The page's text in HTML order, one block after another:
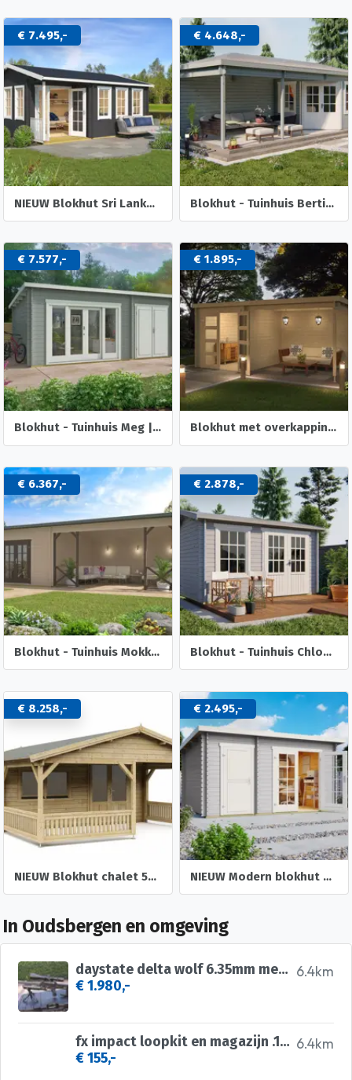
€ 7.495,-
NIEUW Blokhut Sri Lanka 44 Dgp+
€ 4.648,-
Blokhut - Tuinhuis Bertil | 44 mm | vuren onbehandeld
€ 7.577,-
Blokhut - Tuinhuis Meg | 44 mm | onbehandeld
€ 1.895,-
Blokhut met overkapping Helena 472x230 Onbehandeld vuren
€ 6.367,-
Blokhut - Tuinhuis Mokka | 40 mm | vuren onbehandeld
€ 2.878,-
Blokhut - Tuinhuis Chloe | 40 mm | vuren onbehandeld
€ 8.258,-
NIEUW Blokhut chalet 50mm: 5×5+3
€ 2.495,-
NIEUW Modern blokhut Belmont 1
In Oudsbergen en omgeving
6.4km
daystate delta wolf 6.35mm met vector optics continental
€ 1.980,-
6.4km
fx impact loopkit en magazijn .177
€ 155,-